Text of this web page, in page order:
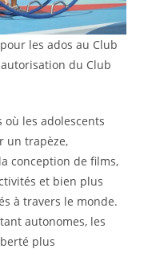
les ados au Club
du Club
où les adolescents
un trapèze,
conception de films,
et bien plus
à travers le monde.
autonomes, les
plus